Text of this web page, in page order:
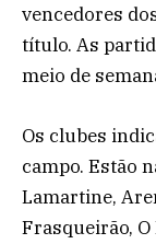
vencedores
título. As
meio de
Os clubes
campo. Estão
Lamartine,
Frasqueirão,